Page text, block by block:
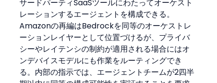
サードパーティSaaSツールにわたってオーケスト
レーションするエージェントを構成できる。
Amazonの再編はBedrockを同等のオーケストレ
ーションレイヤーとして位置づけるが、プライバ
シーやレイテンシの制約が適用される場合にはオ
ンデバイスモデルにも作業をルーティングでき
る。内部の指示では、エージェントチームが2四半